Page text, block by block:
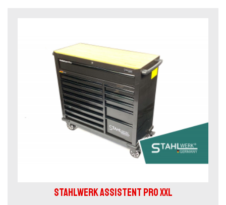
STAHLWERK ASSISTENT PRO XXL